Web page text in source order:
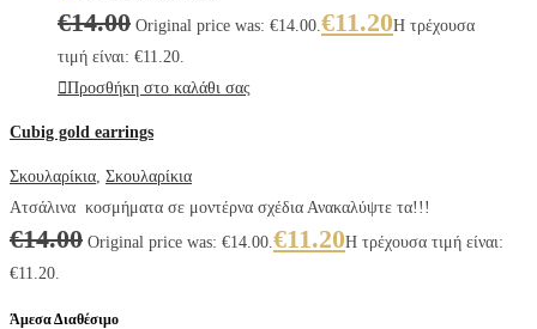
€14.00 Original price was: €14.00. €11.20Η τρέχουσα
τιμή είναι: €11.20.
Προσθήκη στο καλάθι σας
Cubig gold earrings
Σκουλαρίκια Σκουλαρίκια
Ατσάλινα κοσμήματα σε μοντέρνα σχέδια Ανακαλύψτε τα!!!
€14.00 Original price was: €14.00. €11.20Η τρέχουσα τιμή είναι:
€11.20.
Άμεσα Διαθέσιμο